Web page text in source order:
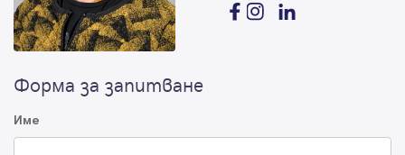
Форма за запитване
Име